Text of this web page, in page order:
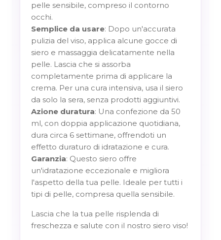
pelle sensibile, compreso il contorno
occhi.
Semplice da usare: Dopo un'accurata
pulizia del viso, applica alcune gocce di
siero e massaggia delicatamente nella
pelle. Lascia che si assorba
completamente prima di applicare la
crema. Per una cura intensiva, usa il siero
da solo la sera, senza prodotti aggiuntivi.
Azione duratura: Una confezione da 50
ml, con doppia applicazione quotidiana,
dura circa 6 settimane, offrendoti un
effetto duraturo di idratazione e cura.
Garanzia: Questo siero offre
un'idratazione eccezionale e migliora
l'aspetto della tua pelle. Ideale per tutti i
tipi di pelle, compresa quella sensibile.
Lascia che la tua pelle risplenda di
freschezza e salute con il nostro siero viso!